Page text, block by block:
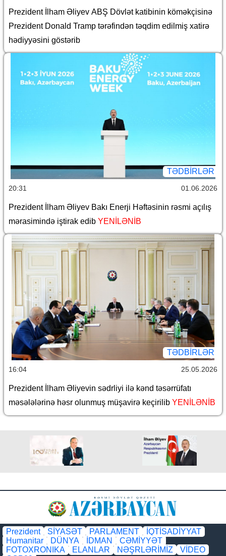
Prezident İlham Əliyev ABŞ Dövlət katibinin köməkçisinə
Prezident Donald Tramp tərəfindən təqdim edilmiş xatirə
hədiyyəsini göstərib
TƏDBIRLƏR
20:31 01.06.2026
Prezident İlham Əliyev Bakı Enerji Həftəsinin rəsmi açılış
mərasimində iştirak edib YENİLƏNİB
TƏDBIRLƏR
16:04 25.05.2026
Prezident İlham Əliyevin sədrliyi ilə kənd təsərrüfatı
məsələlərinə həsr olunmuş müşavirə keçirilib YENİLƏNİB
Prezident SİYASƏT PARLAMENT
İQTİSADİYYAT
Humanitar
DÜNYA İDMAN
CƏMİYYƏT
FOTOXRONIKA
ELANLAR NƏŞRLƏRİMİZ
VİDEO